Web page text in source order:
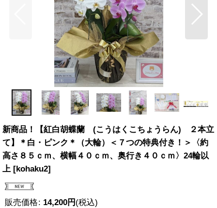
新商品！【紅白胡蝶蘭 (こうはくこちょうらん) ２本立
て】＊白・ピンク＊（大輪）＜７つの特典付き！＞〈約
高さ８５ｃｍ、横幅４０ｃｍ、奥行き４０ｃｍ〉24輪以
上 [kohaku2]
販売価格: 14,200円 (税込)